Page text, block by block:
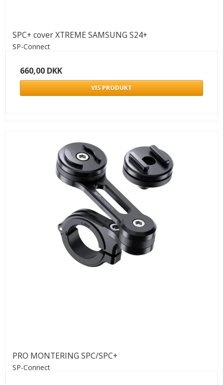
SPC+ cover XTREME SAMSUNG S24+
SP-Connect
660,00 DKK
VIS PRODUKT
PRO MONTERING SPC/SPC+
SP-Connect